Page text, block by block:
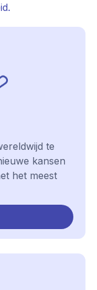
te
kansen
het meest